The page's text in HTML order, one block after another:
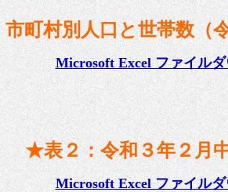
町村別人口と世帯数（
Microsoft Excel ファイル
★表２：令和３年２月
Microsoft Excel ファイル